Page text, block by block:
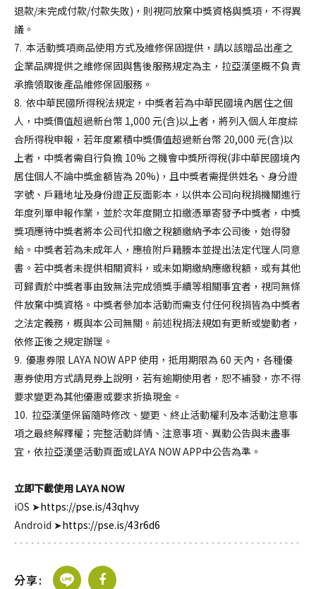
退款/未完成付款/付款失敗)，則視同放棄中獎資格與獎項，不得異
議。
7. 本活動獎項商品使用方式及維修保固提供，請以該贈品出產之
企業品牌提供之維修保固與售後服務規定為主，拉亞漢堡概不負責
承擔領取後產品維修保固服務。
8. 依中華民國所得稅法規定，中獎者若為中華民國境內居住之個
人，中獎價值超過新台幣 1,000 元(含)以上者，將列入個人年度綜
合所得稅申報，若年度累積中獎價值超過新台幣 20,000 元(含)以
上者，中獎者需自行負擔 10% 之機會中獎所得稅(非中華民國境內
居住個人不論中獎金額皆為 20%)，且中獎者需提供姓名、身分證
字號、戶籍地址及身份證正反面影本，以供本公司向稅捐機關進行
年度列單申報作業，並於次年度開立扣繳憑單寄發予中獎者，中獎
獎項應待中獎者將本公司代扣繳之稅額繳納予本公司後，始得發
給。中獎者若為未成年人，應檢附戶籍謄本並提出法定代理人同意
書。若中獎者未提供相關資料，或未如期繳納應繳稅額，或有其他
可歸責於中獎者事由致無法完成領獎手續等相關事宜者，視同無條
件放棄中獎資格。中獎者參加本活動而需支付任何稅捐皆為中獎者
之法定義務，概與本公司無關。前述稅捐法規如有更新或變動者，
依修正後之規定辦理。
9. 優惠券限 LAYA NOW APP 使用，抵用期限為 60 天內，各種優
惠券使用方式請見券上說明，若有逾期使用者，恕不補發，亦不得
要求變更為其他優惠或要求折換現金。
10. 拉亞漢堡保留隨時修改、變更、終止活動權利及本活動注意事
項之最終解釋權；完整活動詳情、注意事項、異動公告與未盡事
宜，依拉亞漢堡活動頁面或LAYA NOW APP中公告為準。
立即下載使用 LAYA NOW
iOS ➤https://pse.is/43qhvy
Android ➤https://pse.is/43r6d6
分享: